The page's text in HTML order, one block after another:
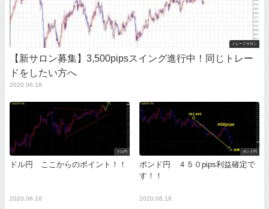
トレードサロン
【新サロン募集】3,500pipsスイング進行中！同じトレー
ドをしたい方へ
2020.06.18
ドル円
ドル円 ここからのポイント！！
2020.06.18
ポンド円
ポンド円 ４５０pips利益確定で
す！！
2020.06.18